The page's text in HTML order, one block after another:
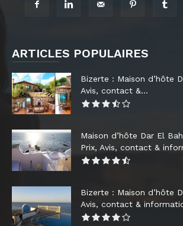
ARTICLES POPULAIRES
Bizerte : Maison d’hôte
Avis, contact &...
Maison d’hôte Dar El
Prix, Avis, contact &
Bizerte : Maison d’hôte
Avis, contact &